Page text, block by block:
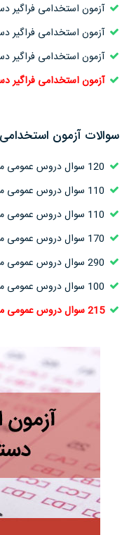
آزمون استخدامی فراگیر دستگاه های اجرایی 4 ( فراگیر
آزمون استخدامی فراگیر دستگاه های اجرایی 5 ( فراگیر
آزمون استخدامی فراگیر دستگاه های اجرایی 6 ( فراگیر ششم جهاد
آزمون استخدامی فراگیر دستگاه های اجرایی 7 ( فراگیر
سوالات آزمون
120 سوال دروس عمومی مربوط به استخدامی دستگاه های اجرایی 1 ( فراگیر اول ) (سال 94) + پاسخنامه کامل
110 سوال دروس عمومی مربوط به استخدامی دستگاه های اجرایی 2 ( فراگیر دوم ) (سال 94) + پاسخنامه کامل
110 سوال دروس عمومی مربوط به استخدامی دستگاه های اجرایی 3 ( فراگیر دوم ) (سال 95) + پاسخنامه کامل
170 سوال دروس عمومی مربوط به استخدامی دستگاه های اجرایی 4 ( فراگیر چهارم ) (سال 96) + پاسخنامه کامل
290 سوال دروس عمومی مربوط به استخدامی دستگاه های اجرایی 5 ( فراگیر پنجم ) (سال 97) + پاسخنامه کامل
100 سوال دروس عمومی مربوط به استخدامی دستگاه های اجرایی 6 ( فراگیر ششم ) (سال 97) + پاسخنامه کامل
215 سوال دروس عمومی مربوط به استخدامی دستگاه های اجرایی 7 ( فراگیر هفتم ) (سال 98) + پاسخنامه کامل